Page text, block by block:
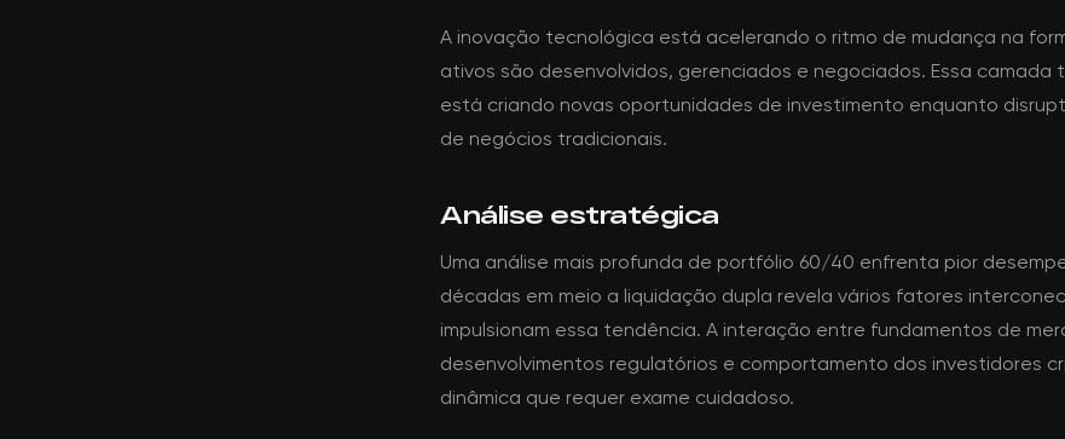
A inovação tecnológica está acelerando o ritmo de mudança na
ativos são desenvolvidos, gerenciados e negociados. Essa camada
está criando novas oportunidades de investimento enquanto
de negócios tradicionais.
Análise estratégica
Uma análise mais profunda de portfólio 60/40 enfrenta pior
décadas em meio a liquidação dupla revela vários fatores
impulsionam essa tendência. A interação entre fundamentos de
desenvolvimentos regulatórios e comportamento dos investidores
dinâmica que requer exame cuidadoso.